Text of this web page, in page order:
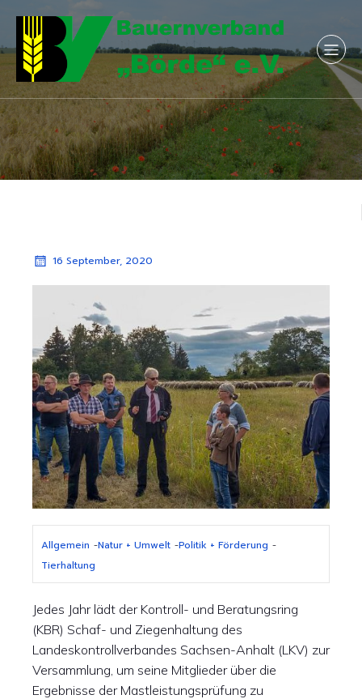
16 September, 2020
Allgemein -Natur + Umwelt -Politik + Förderung -
Tierhaltung
Jedes Jahr lädt der Kontroll- und Beratungsring
(KBR) Schaf- und Ziegenhaltung des
Landeskontrollverbandes Sachsen-Anhalt (LKV) zur
Versammlung, um seine Mitglieder über die
Ergebnisse der Mastleistungsprüfung zu